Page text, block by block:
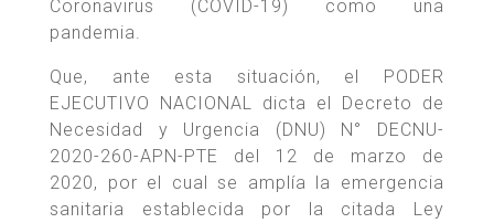
Coronavirus (COVID-19) como una
pandemia.
Que, ante esta situación, el PODER
EJECUTIVO NACIONAL dicta el Decreto de
Necesidad y Urgencia (DNU) N° DECNU-
2020-260-APN-PTE del 12 de marzo de
2020, por el cual se amplía la emergencia
sanitaria establecida por la citada Ley